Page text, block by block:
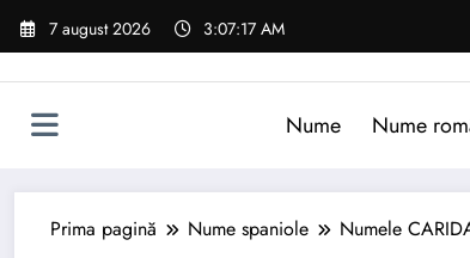
Sari
7 august 2026 3:07:18 AM
Nume Nume
Prima pagină Nume spaniole Numele